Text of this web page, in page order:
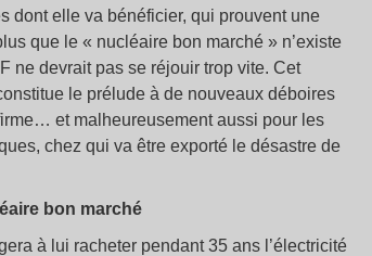
dont elle va bénéficier, qui prouvent une
que le « nucléaire bon marché » n’existe
ne devrait pas se réjouir trop vite. Cet
le prélude à de nouveaux déboires
et malheureusement aussi pour les
chez qui va être exporté le désastre de
bon marché
à lui racheter pendant 35 ans l’électricité